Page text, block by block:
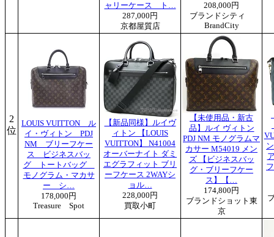
ャリーケース ト…
287,000円
京都屋質店
208,000円
ブランドシティ
BrandCity
2
位
LOUIS VUITTON ル
イ・ヴィトン PDJ
NM ブリーフケー
ス ビジネスバッ
グ トートバッグ
モノグラム・マカサ
ー シ…
178,000円
Treasure Spot
【新品同様】ルイヴ
ィトン 【LOUIS
VUITTON】 N41004
オーバーナイト ダミ
エグラフィット ブリ
ーフケース 2WAYシ
ョル…
228,000円
買取小町
【未使用品・新古
品】ルイ ヴィトン
PDJ NM モノグラムマ
カサー M54019 メン
ズ 【ビジネスバッ
グ・ブリーフケー
ス】【…
174,800円
ブランドショット東
京